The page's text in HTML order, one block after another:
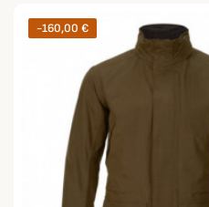
-160,00 €